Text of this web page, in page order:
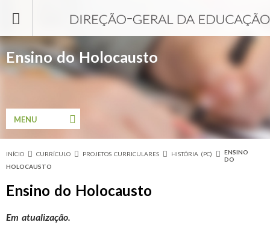
Ensino do Holocausto
Está aqui
INÍCIO CURRÍCULO PROJETOS CURRICULARES HISTÓRIA (PC)
ENSINO
DO
HOLOCAUSTO
Ensino do Holocausto
Em atualização.
MENU